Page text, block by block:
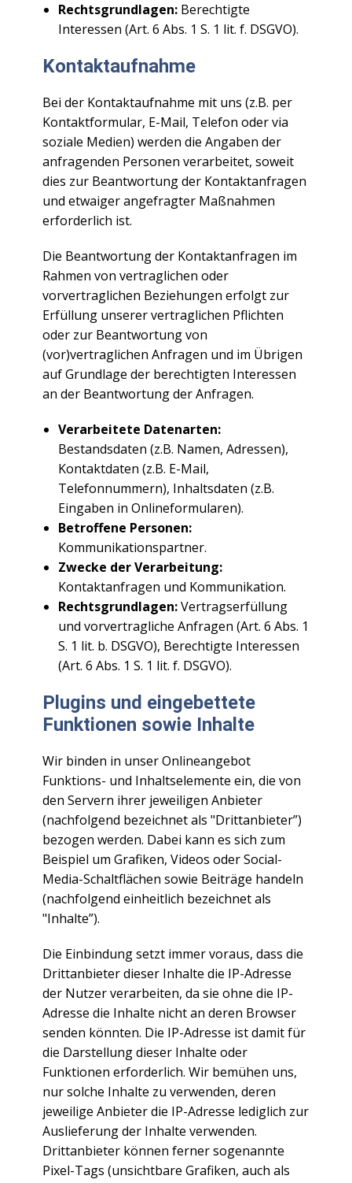
Rechtsgrundlagen: Berechtigte
Interessen (Art. 6 Abs. 1 S. 1 lit. f. DSGVO).
Kontaktaufnahme
Bei der Kontaktaufnahme mit uns (z.B. per
Kontaktformular, E-Mail, Telefon oder via
soziale Medien) werden die Angaben der
anfragenden Personen verarbeitet, soweit
dies zur Beantwortung der Kontaktanfragen
und etwaiger angefragter Maßnahmen
erforderlich ist.
Die Beantwortung der Kontaktanfragen im
Rahmen von vertraglichen oder
vorvertraglichen Beziehungen erfolgt zur
Erfüllung unserer vertraglichen Pflichten
oder zur Beantwortung von
(vor)vertraglichen Anfragen und im Übrigen
auf Grundlage der berechtigten Interessen
an der Beantwortung der Anfragen.
Verarbeitete Datenarten:
Bestandsdaten (z.B. Namen, Adressen),
Kontaktdaten (z.B. E-Mail,
Telefonnummern), Inhaltsdaten (z.B.
Eingaben in Onlineformularen).
Betroffene Personen:
Kommunikationspartner.
Zwecke der Verarbeitung:
Kontaktanfragen und Kommunikation.
Rechtsgrundlagen:Vertragserfüllung
und vorvertragliche Anfragen (Art. 6 Abs. 1
S. 1 lit. b. DSGVO), Berechtigte Interessen
(Art. 6 Abs. 1 S. 1 lit. f. DSGVO).
Plugins und eingebettete
Funktionen sowie Inhalte
Wir binden in unser Onlineangebot
Funktions- und Inhaltselemente ein, die von
den Servern ihrer jeweiligen Anbieter
(nachfolgend bezeichnet als "Drittanbieter”)
bezogen werden. Dabei kann es sich zum
Beispiel um Grafiken, Videos oder Social-
Media-Schaltflächen sowie Beiträge handeln
(nachfolgend einheitlich bezeichnet als
"Inhalte”).
Die Einbindung setzt immer voraus, dass die
Drittanbieter dieser Inhalte die IP-Adresse
der Nutzer verarbeiten, da sie ohne die IP-
Adresse die Inhalte nicht an deren Browser
senden könnten. Die IP-Adresse ist damit für
die Darstellung dieser Inhalte oder
Funktionen erforderlich. Wir bemühen uns,
nur solche Inhalte zu verwenden, deren
jeweilige Anbieter die IP-Adresse lediglich zur
Auslieferung der Inhalte verwenden.
Drittanbieter können ferner sogenannte
Pixel-Tags (unsichtbare Grafiken, auch als